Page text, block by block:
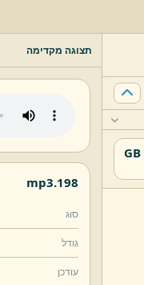
תצוגה מקדימה
198.
mp3
סוג
גודל
עודכן